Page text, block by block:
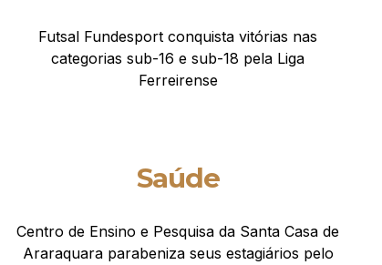
Futsal Fundesport conquista vitórias nas
categorias sub-16 e sub-18 pela Liga
Ferreirense
Saúde
Centro de Ensino e Pesquisa da Santa Casa de
Araraquara parabeniza seus estagiários pelo